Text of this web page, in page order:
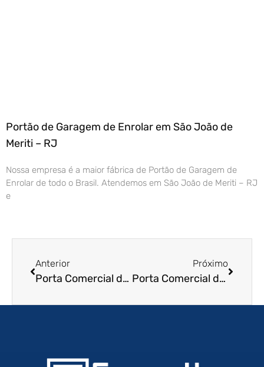
Portão de Garagem de Enrolar em São João de
Meriti – RJ
Nossa empresa é a maior fábrica de Portão de Garagem de
Enrolar de todo o Brasil. Atendemos em São João de Meriti – RJ
e
Anterior
Porta Comercial de Enrolar em Araraquara – SP
Próximo
Porta Comercial de Enrolar em Sao Carlos – SP